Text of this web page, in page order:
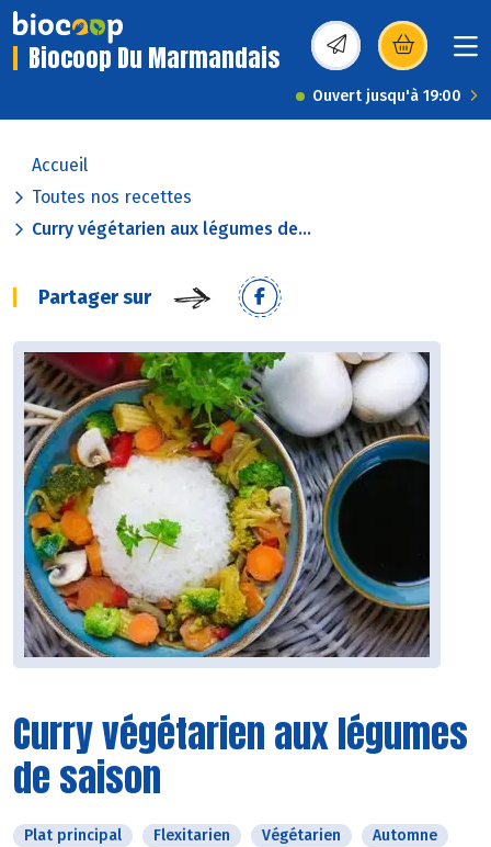
Biocoop Du Marmandais (s’ouvre dans une
Ouvert jusqu'à 19:00
Accueil
Toutes nos recettes
Curry végétarien aux légumes de...
Partager sur
Curry végétarien aux légumes
de saison
Plat principal Flexitarien Végétarien
Automne